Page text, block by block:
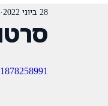
28 ביוני 2022